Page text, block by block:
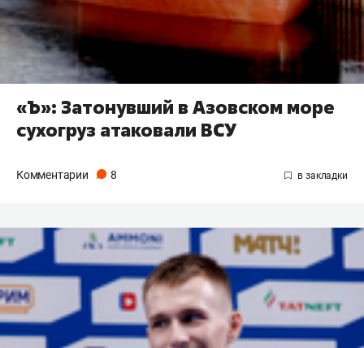
«Ъ»: Затонувший в Азовском море
сухогруз атаковали ВСУ
Комментарии 8